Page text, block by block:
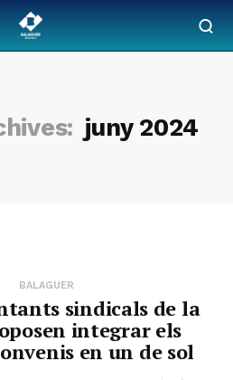
juny 2024
BALAGUER
sindicals de la
integrar els
en un de sol